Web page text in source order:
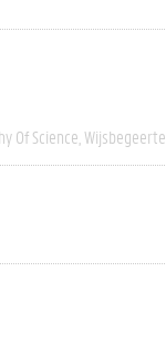
Of Science